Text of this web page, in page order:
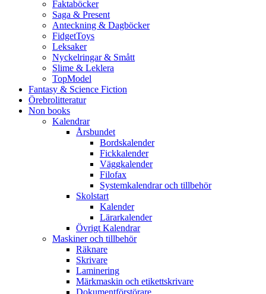
Faktaböcker
Saga & Present
Anteckning & Dagböcker
FidgetToys
Leksaker
Nyckelringar & Smått
Slime & Leklera
TopModel
Fantasy & Science Fiction
Örebrolitteratur
Non books
Kalendrar
Årsbundet
Bordskalender
Fickkalender
Väggkalender
Filofax
Systemkalendrar och tillbehör
Skolstart
Kalender
Lärarkalender
Övrigt Kalendrar
Maskiner och tillbehör
Räknare
Skrivare
Laminering
Märkmaskin och etikettskrivare
Dokumentförstörare